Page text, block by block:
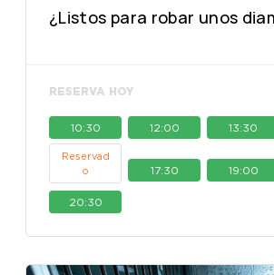
¿Listos para robar unos
RESERVA HOY
10:30 12:00 13:30
Reservad
o
17:30 19:00
20:30